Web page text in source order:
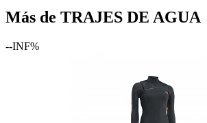
Más de TRAJES DE AGUA
--INF%